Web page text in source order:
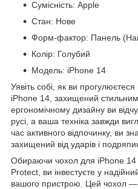
Сумісність: Apple
Стан: Нове
Форм-фактор: Панель
Колір: Голубий
Модель: iPhone 14
Уявіть собі, як ви
iPhone 14, захищений
ергономічному дизайну ви
русі, а ваша техніка завжди
час активного відпочинку, ви
захищений від ударів і
Обираючи чохол для iPhone
Protect, ви інвестуєте у
вашого пристрою. Цей чохол —